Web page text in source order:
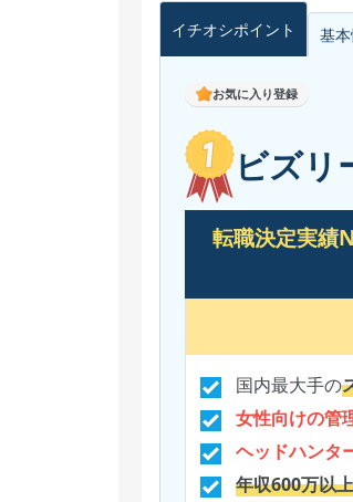
イチオシポイント 基
お気に入り登録
ビズリ
転職決定実績
国内最大手の
女性向けの管
ヘッドハンタ
年収600万以